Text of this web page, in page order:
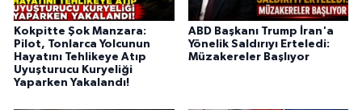
Kokpitte Şok Manzara:
Pilot, Tonlarca Yolcunun
Hayatını Tehlikeye Atıp
Uyuşturucu Kuryeliği
Yaparken Yakalandı!
ABD Başkanı Trump İran'a
Yönelik Saldırıyı Erteledi:
Müzakereler Başlıyor